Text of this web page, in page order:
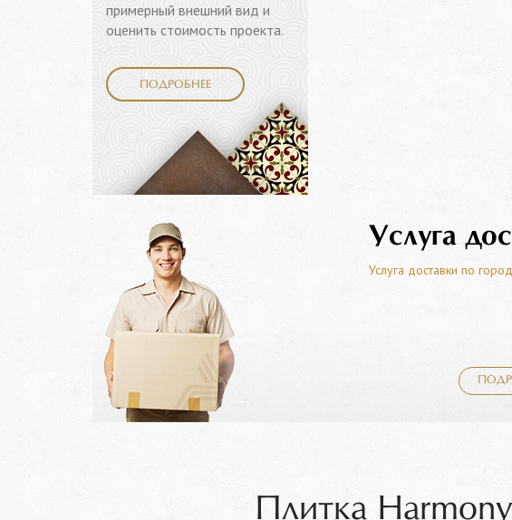
примерный внешний вид и
оценить стоимость проекта.
ПОДРОБНЕЕ
Услуга
Услуга доставки по
Плитка